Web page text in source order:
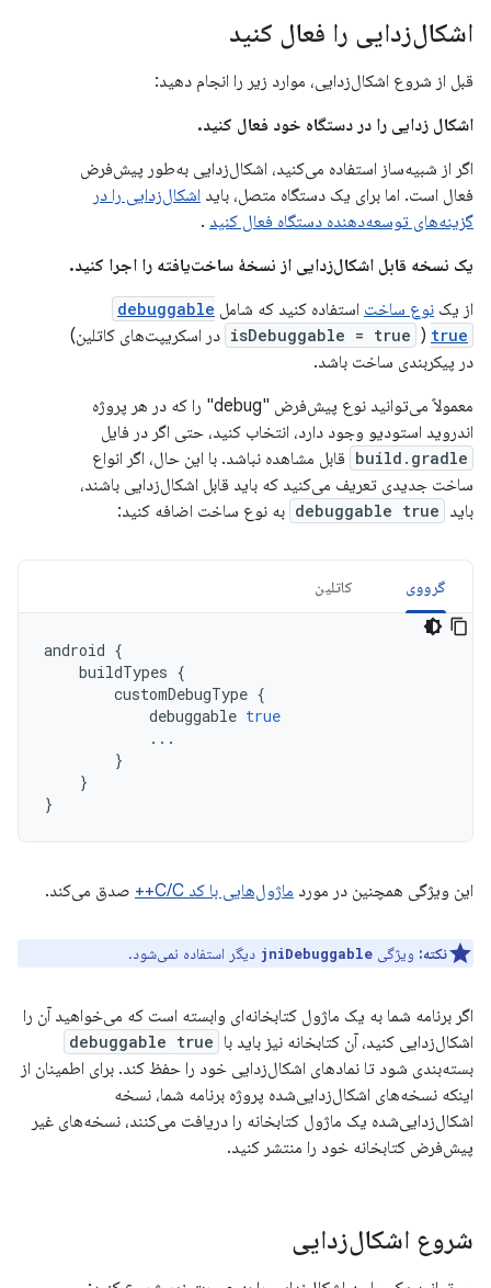
اشکال‌زدایی را فعال کنید
قبل از شروع اشکال‌زدایی، موارد زیر را انجام دهید:
اشکال زدایی را در دستگاه خود فعال کنید.
اگر از شبیه‌ساز استفاده می‌کنید، اشکال‌زدایی به‌طور پیش‌فرض
فعال است. اما برای یک دستگاه متصل، باید اشکال‌زدایی را در
گزینه‌های توسعه‌دهنده دستگاه فعال کنید .
یک نسخه قابل اشکال‌زدایی از نسخهٔ ساخت‌یافته را اجرا کنید.
از یک نوع ساخت استفاده کنید که شامل debuggable
true
(
isDebuggable = true در اسکریپت‌های کاتلین)
در پیکربندی ساخت باشد.
معمولاً می‌توانید نوع پیش‌فرض "debug" را که در هر پروژه
اندروید استودیو وجود دارد، انتخاب کنید، حتی اگر در فایل
build.gradle قابل مشاهده نباشد. با این حال، اگر انواع
ساخت جدیدی تعریف می‌کنید که باید قابل اشکال‌زدایی باشند،
باید debuggable true به نوع ساخت اضافه کنید:
گرووی کاتلین
android {
buildTypes {
customDebugType {
debuggable true
...
}
}
}
این ویژگی همچنین در مورد ماژول‌هایی با کد C/C++ صدق می‌کند.
نکته: ویژگی jniDebuggable دیگر استفاده نمی‌شود.
اگر برنامه شما به یک ماژول کتابخانه‌ای وابسته است که می‌خواهید آن را
اشکال‌زدایی کنید، آن کتابخانه نیز باید با debuggable true
بسته‌بندی شود تا نمادهای اشکال‌زدایی خود را حفظ کند. برای اطمینان از
اینکه نسخه‌های اشکال‌زدایی‌شده پروژه برنامه شما، نسخه
اشکال‌زدایی‌شده یک ماژول کتابخانه را دریافت می‌کنند، نسخه‌های غیر
پیش‌فرض کتابخانه خود را منتشر کنید.
شروع اشکال‌زدایی